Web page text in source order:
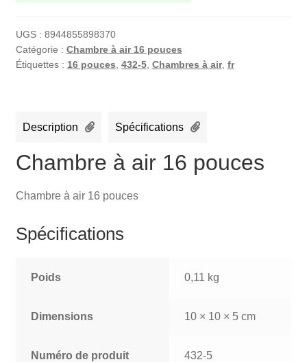
UGS : 8944855898370
Catégorie : Chambre à air 16 pouces
Étiquettes : 16 pouces 432-5, Chambres à air, fr
Description Spécifications
Chambre à air 16 pouces
Chambre à air 16 pouces
Spécifications
Poids 0,11 kg
Dimensions 10 × 10 × 5 cm
Numéro de produit 432-5